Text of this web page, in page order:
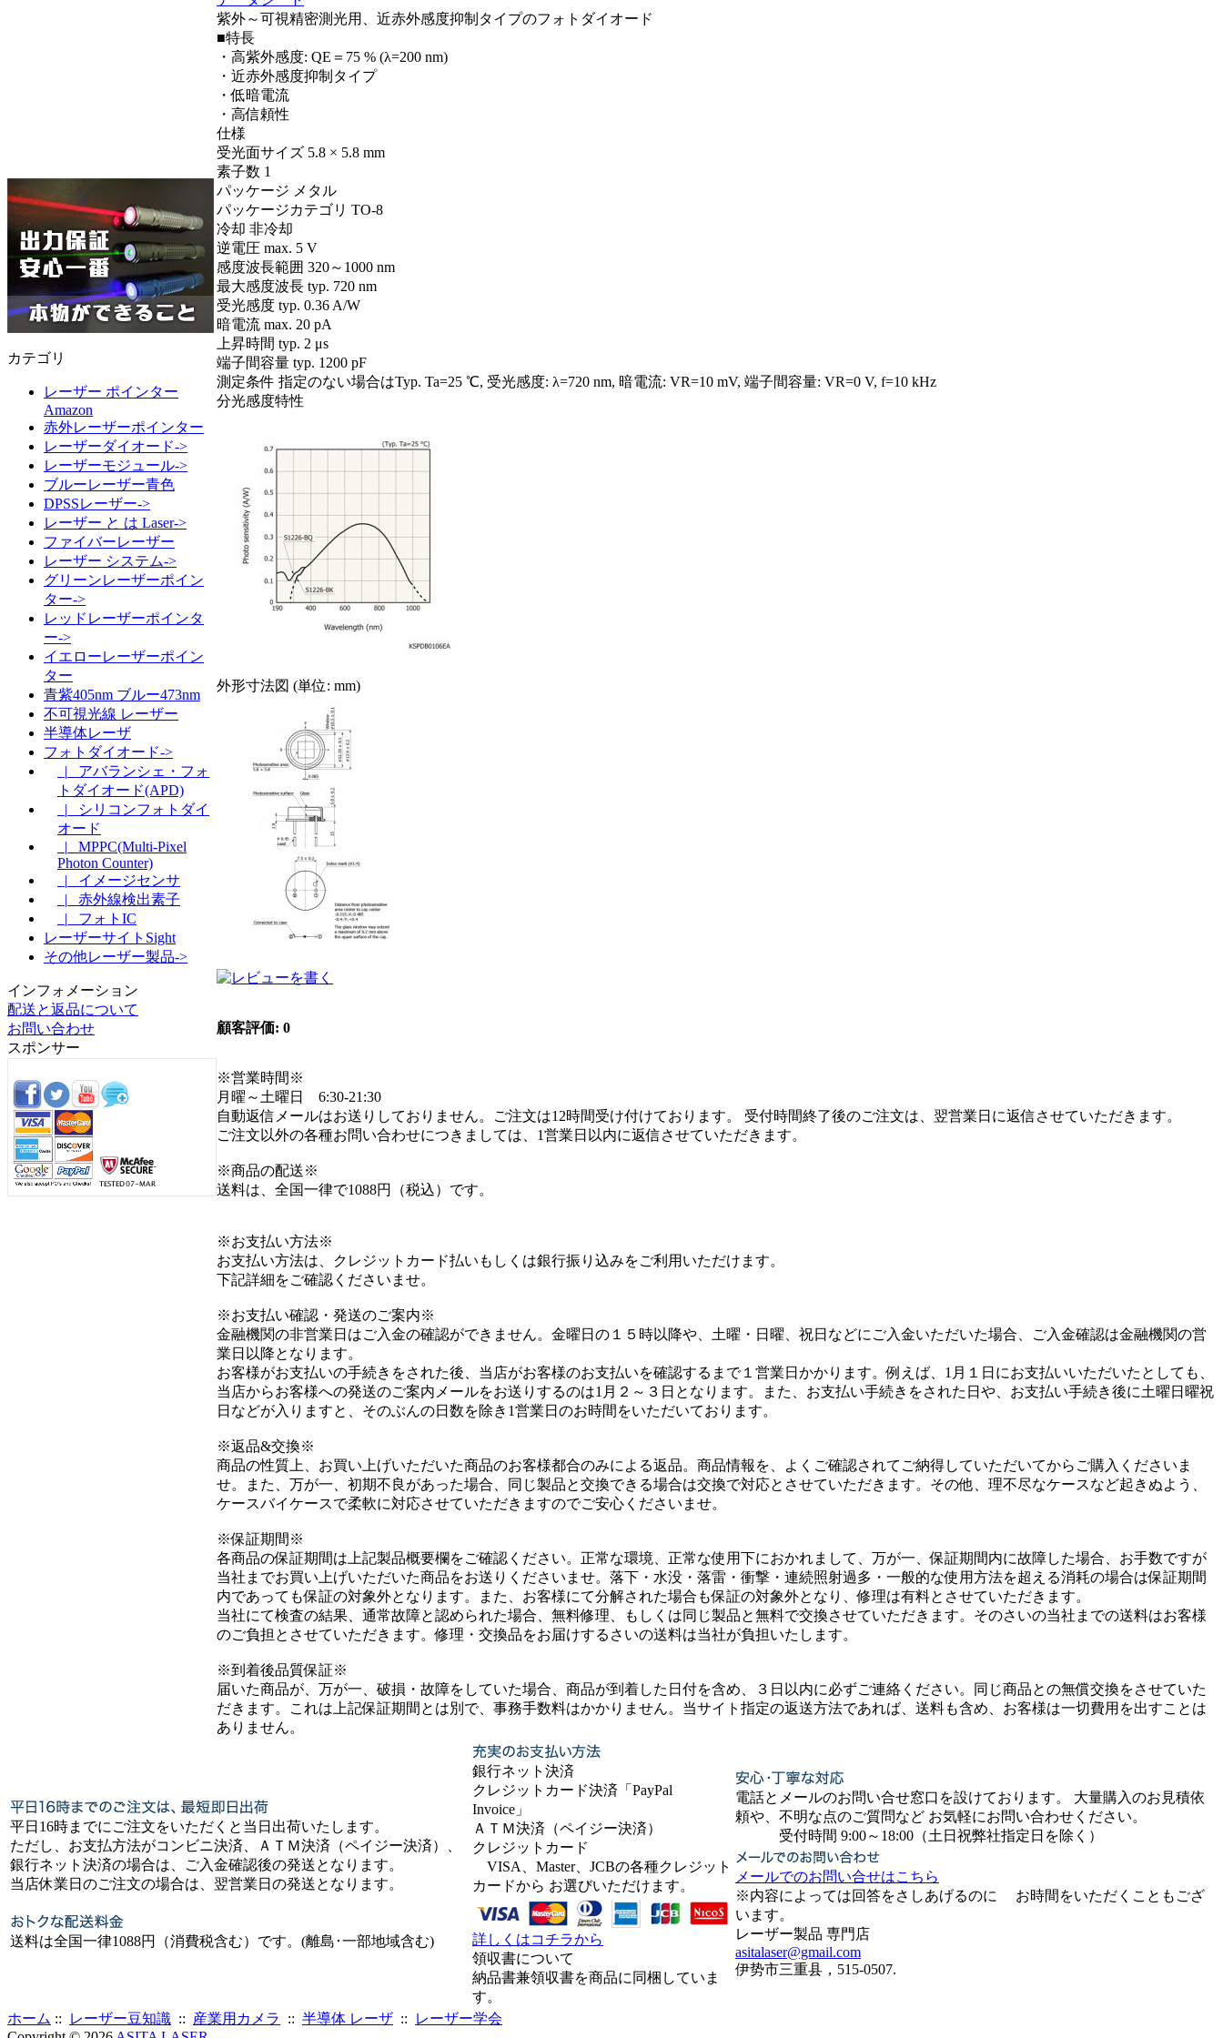
カテゴリ
レーザー ポインター
Amazon
赤外レーザーポインター
レーザーダイオード->
レーザーモジュール->
ブルーレーザー青色
DPSSレーザー->
レーザー と は Laser->
ファイバーレーザー
レーザー システム->
グリーンレーザーポイン
ター->
レッドレーザーポインタ
ー->
イエローレーザーポイン
ター
青紫405nm ブルー473nm
不可視光線 レーザー
半導体レーザ
フォトダイオード->
|_ アバランシェ・フォ
トダイオード(APD)
|_ シリコンフォトダイ
オード
|_ MPPC(Multi-Pixel
Photon Counter)
|_ イメージセンサ
|_ 赤外線検出素子
|_ フォトIC
レーザーサイトSight
その他レーザー製品->
インフォメーション
配送と返品について
お問い合わせ
スポンサー
紫外～可視精密測光用、近赤外感度抑制タイプのフォトダイオード
■特長
・高紫外感度: QE＝75 % (λ=200 nm)
・近赤外感度抑制タイプ
・低暗電流
・高信頼性
仕様
受光面サイズ 5.8 × 5.8 mm
素子数 1
パッケージ メタル
パッケージカテゴリ TO-8
冷却 非冷却
逆電圧 max. 5 V
感度波長範囲 320～1000 nm
最大感度波長 typ. 720 nm
受光感度 typ. 0.36 A/W
暗電流 max. 20 pA
上昇時間 typ. 2 μs
端子間容量 typ. 1200 pF
測定条件 指定のない場合はTyp. Ta=25 ℃, 受光感度: λ=720 nm, 暗電流: VR=10 mV, 端子間容量: VR=0 V, f=10 kHz
分光感度特性
外形寸法図 (単位: mm)
顧客評価: 0
※営業時間※
月曜～土曜日 6:30-21:30
自動返信メールはお送りしておりません。ご注文は12時間受け付けております。 受付時間終了後のご注文は、翌営業日に返信させていただきます。
ご注文以外の各種お問い合わせにつきましては、1営業日以内に返信させていただきます。
※商品の配送※
送料は、全国一律で1088円（税込）です。
※お支払い方法※
お支払い方法は、クレジットカード払いもしくは銀行振り込みをご利用いただけます。
下記詳細をご確認くださいませ。
※お支払い確認・発送のご案内※
金融機関の非営業日はご入金の確認ができません。金曜日の１５時以降や、土曜・日曜、祝日などにご入金いただいた場合、ご入金確認は金融機関の営
業日以降となります。
お客様がお支払いの手続きをされた後、当店がお客様のお支払いを確認するまで１営業日かかります。例えば、1月１日にお支払いいただいたとしても、
当店からお客様への発送のご案内メールをお送りするのは1月２～３日となります。また、お支払い手続きをされた日や、お支払い手続き後に土曜日曜祝
日などが入りますと、そのぶんの日数を除き1営業日のお時間をいただいております。
※返品&交換※
商品の性質上、お買い上げいただいた商品のお客様都合のみによる返品。商品情報を、よくご確認されてご納得していただいてからご購入くださいま
せ。また、万が一、初期不良があった場合、同じ製品と交換できる場合は交換で対応とさせていただきます。その他、理不尽なケースなど起きぬよう、
ケースバイケースで柔軟に対応させていただきますのでご安心くださいませ。
※保証期間※
各商品の保証期間は上記製品概要欄をご確認ください。正常な環境、正常な使用下におかれまして、万が一、保証期間内に故障した場合、お手数ですが
当社までお買い上げいただいた商品をお送りくださいませ。落下・水没・落雷・衝撃・連続照射過多・一般的な使用方法を超える消耗の場合は保証期間
内であっても保証の対象外となります。また、お客様にて分解された場合も保証の対象外となり、修理は有料とさせていただきます。
当社にて検査の結果、通常故障と認められた場合、無料修理、もしくは同じ製品と無料で交換させていただきます。そのさいの当社までの送料はお客様
のご負担とさせていただきます。修理・交換品をお届けするさいの送料は当社が負担いたします。
※到着後品質保証※
届いた商品が、万が一、破損・故障をしていた場合、商品が到着した日付を含め、３日以内に必ずご連絡ください。同じ商品との無償交換をさせていた
だきます。これは上記保証期間とは別で、事務手数料はかかりません。当サイト指定の返送方法であれば、送料も含め、お客様は一切費用を出すことは
ありません。
平日16時までにご注文をいただくと当日出荷いたします。
ただし、お支払方法がコンビニ決済、ＡＴＭ決済（ペイジー決済）、
銀行ネット決済の場合は、ご入金確認後の発送となります。
当店休業日のご注文の場合は、翌営業日の発送となります。
送料は全国一律1088円（消費税含む）です。(離島･一部地域含む)
銀行ネット決済
クレジットカード決済「PayPal
Invoice」
ＡＴＭ決済（ペイジー決済）
クレジットカード
VISA、Master、JCBの各種クレジット
カードから お選びいただけます。
詳しくはコチラから
領収書について
納品書兼領収書を商品に同梱していま
す。
電話とメールのお問い合せ窓口を設けております。 大量購入のお見積依
頼や、不明な点のご質問など お気軽にお問い合わせください。
受付時間 9:00～18:00（土日祝弊社指定日を除く）
メールでのお問い合せはこちら
※内容によっては回答をさしあげるのに お時間をいただくこともござ
います。
レーザー製品 専門店
asitalaser@gmail.com
伊势市三重县，515-0507.
ホーム :: レーザー豆知識 :: 産業用カメラ :: 半導体 レーザ ::
レーザー学会